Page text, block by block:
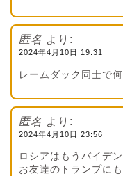
匿名 より:
2024年4月10日 19:31
レームダック同士で
匿名 より:
2024年4月10日 23:56
ロシアはもうバイデ
お友達のトランプに